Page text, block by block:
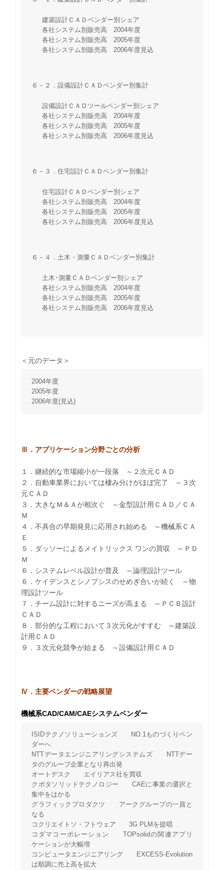
建築設計ＣＡＤベンダー別シェア
各社システム別販売高 2004年度
各社システム別販売高 2005年度
各社システム別販売高 2006年度見込
６－２．設備設計ＣＡＤベンダー別集計
設備設計ＣＡＤツールベンダー別シェア
各社システム別販売高 2004年度
各社システム別販売高 2005年度
各社システム別販売高 2006年度見込
６－３．住宅設計ＣＡＤベンダー別集計
住宅設計ＣＡＤベンダー別シェア
各社システム別販売高 2004年度
各社システム別販売高 2005年度
各社システム別販売高 2006年度見込
６－４．土木・測量ＣＡＤベンダー別集計
土木･測量ＣＡＤベンダー別シェア
各社システム別販売高 2004年度
各社システム別販売高 2005年度
各社システム別販売高 2006年度見込
＜元のデータ＞
2004年度
2005年度
2006年度(見込)
Ⅲ．アプリケーション分野ごとの分析
１．継続的な市場縮小が一段落 ～２次元ＣＡＤ
２．自動車業界においては棲み分けがほぼ完了 ～３次
元ＣＡＤ
３．大きなＭ＆Ａが相次ぐ ～金型設計用ＣＡＤ／ＣＡ
Ｍ
４．不具合の早期発見に応用され始める ～機械系ＣＡ
Ｅ
５．ダッソーによるメイトリックス ワンの買収 ～ＰＤ
Ｍ
６．システムレベル設計が普及 ～論理設計ツール
６．ケイデンスとシノプシスのせめぎ合いが続く ～物
理設計ツール
７．チーム設計に対するニーズが高まる ～ＰＣＢ設計
ＣＡＤ
８．部分的な工程において３次元化がすすむ ～建築設
計用ＣＡＤ
９．３次元化競争が始まる ～設備設計用ＣＡＤ
Ⅳ．主要ベンダーの戦略展望
機械系CAD/CAM/CAEシステムベンダー
ISIDテクノソリューションズ NO.1ものづくりベン
ダーへ
NTTデータエンジニアリングシステムズ NTTデー
タのグループ企業となり再出発
オートデスク エイリアス社を買収
クボタソリッドテクノロジー CAEに事業の選択と
集中をはかる
グラフィックプロダクツ アークグループの一員と
なる
コクリエイトソ・フトウェア 3G PLMを提唱
コダマコーポレーション TOPsolidの関連アプリ
ケーションが大幅増
コンピュータエンジニアリング EXCESS-Evolution
は順調に売上高を拡大